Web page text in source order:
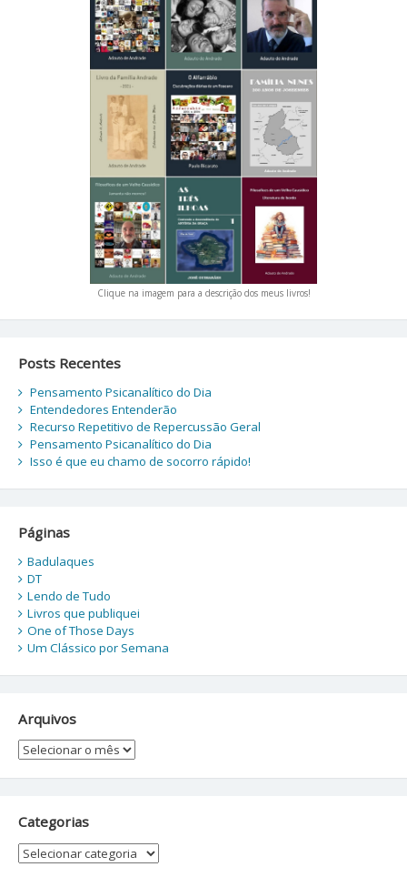
Clique na imagem para a descrição dos meus livros!
Posts Recentes
Pensamento Psicanalítico do Dia
Entendedores Entenderão
Recurso Repetitivo de Repercussão Geral
Pensamento Psicanalítico do Dia
Isso é que eu chamo de socorro rápido!
Páginas
Badulaques
DT
Lendo de Tudo
Livros que publiquei
One of Those Days
Um Clássico por Semana
Arquivos
Arquivos
Categorias
Categorias